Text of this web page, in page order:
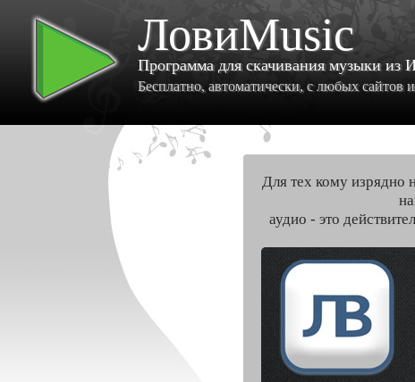
ЛовиMusic
Программа для скачивания музыки из
Бесплатно, автоматически, с любых сайтов
Для тех кому изрядно
аудио - это